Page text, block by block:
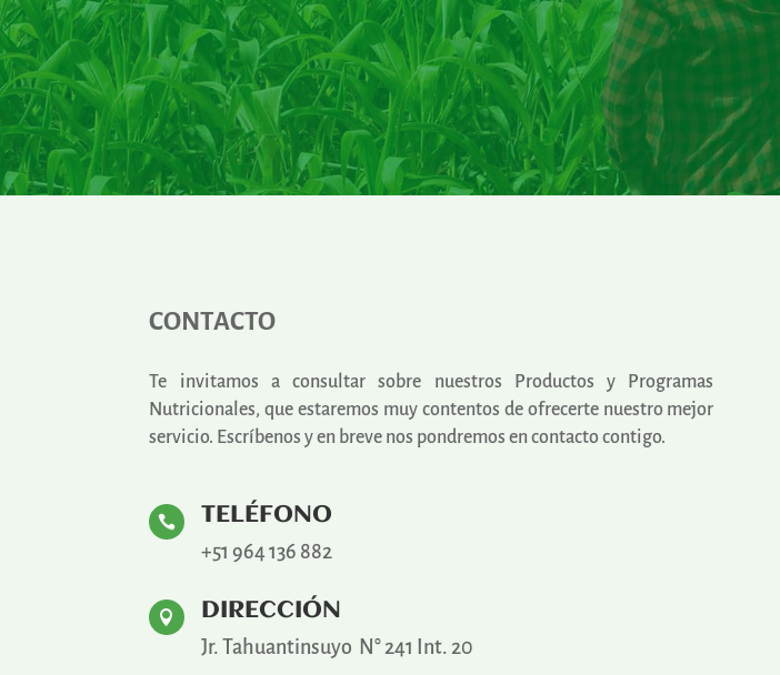
CONTACTO
Te invitamos a consultar sobre nuestros Productos y Programas
Nutricionales, que estaremos muy contentos de ofrecerte nuestro mejor
servicio. Escríbenos y en breve nos pondremos en contacto contigo.
 TELÉFONO
+51 964 136 882
 DIRECCIÓN
Jr. Tahuantinsuyo N° 241 Int. 20